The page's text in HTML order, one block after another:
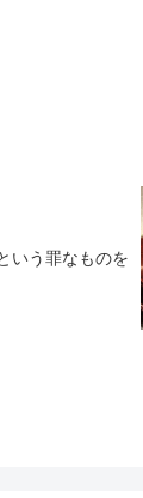
いう罪なものを